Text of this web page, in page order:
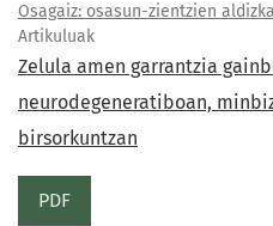
Osagaiz: osasun-zientzien
Artikuluak
Zelula amen garrantzia
neurodegeneratiboan,
birsorkuntzan
PDF